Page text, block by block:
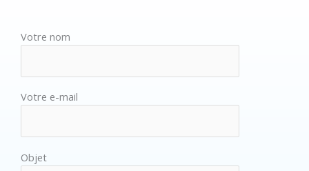
Votre nom
Votre e-mail
Objet